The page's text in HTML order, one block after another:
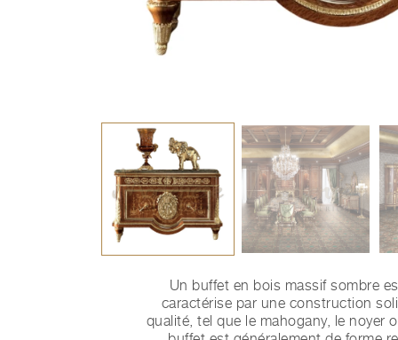
Un buffet en bois massif sombre
caractérise par une construction
qualité, tel que le mahogany, le noyer